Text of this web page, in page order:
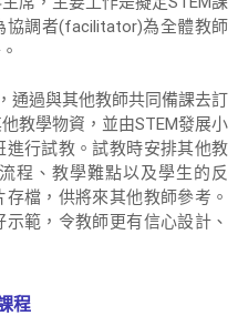
m
協調者(facilitator)為全體教師
通過與其他教師共同備課去訂
教學物資，並由STEM發展小
行試教。試教時安排其他教
程、教學難點以及學生的反
檔，供將來其他教師參考。
範，令教師更有信心設計、
程